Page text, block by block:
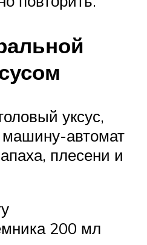
уксус,
автомат
плесени и
200 мл